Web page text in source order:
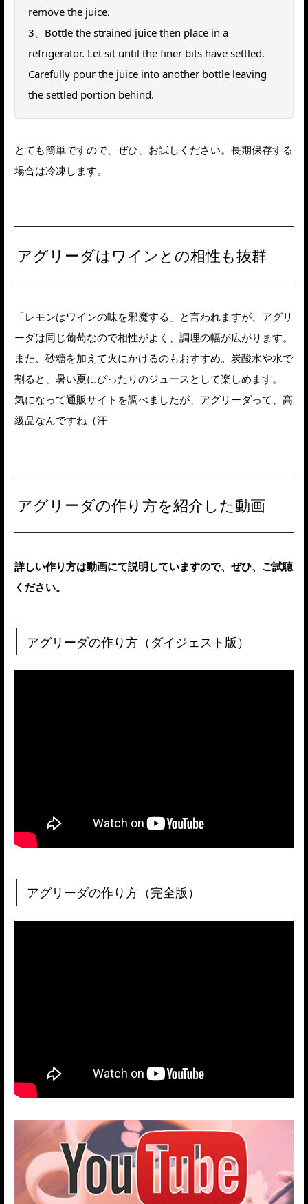
remove the juice.
3、Bottle the strained juice then place in a
refrigerator. Let sit until the finer bits have settled.
Carefully pour the juice into another bottle leaving
the settled portion behind.
とても簡単ですので、ぜひ、お試しください。長期保存する
場合は冷凍します。
アグリーダはワインとの相性も抜群
「レモンはワインの味を邪魔する」と言われますが、アグリ
ーダは同じ葡萄なので相性がよく、調理の幅が広がります。
また、砂糖を加えて火にかけるのもおすすめ。炭酸水や水で
割ると、暑い夏にぴったりのジュースとして楽しめます。
気になって通販サイトを調べましたが、アグリーダって、高
級品なんですね（汗
アグリーダの作り方を紹介した動画
詳しい作り方は動画にて説明していますので、ぜひ、ご試聴
ください。
アグリーダの作り方（ダイジェスト版）
アグリーダの作り方（完全版）